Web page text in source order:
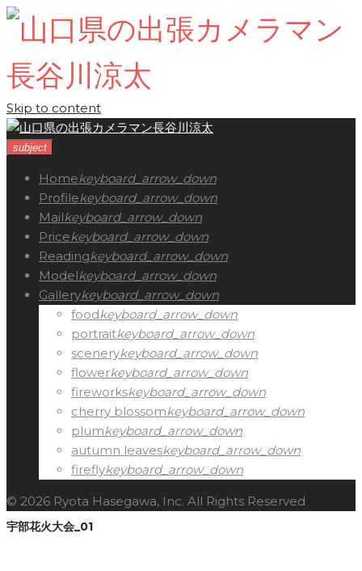
Skip to content
subject
Homekeyboard_arrow_down
Profilekeyboard_arrow_down
Mailkeyboard_arrow_down
Pricekeyboard_arrow_down
Readingkeyboard_arrow_down
Modelkeyboard_arrow_down
Gallerykeyboard_arrow_down
foodkeyboard_arrow_down
portraitkeyboard_arrow_down
scenerykeyboard_arrow_down
flowerkeyboard_arrow_down
fireworkskeyboard_arrow_down
cherry blossomkeyboard_arrow_down
plumkeyboard_arrow_down
autumn leaveskeyboard_arrow_down
fireflykeyboard_arrow_down
© 2026 Ryota Hasegawa, Inc. All Rights Reserved
宇部花火大会_01